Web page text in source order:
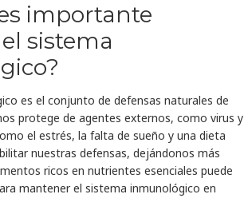
importante
sistema
es el conjunto de defensas naturales de
protege de agentes externos, como virus y
el estrés, la falta de sueño y una dieta
nuestras defensas, dejándonos más
ricos en nutrientes esenciales puede
mantener el sistema inmunológico en